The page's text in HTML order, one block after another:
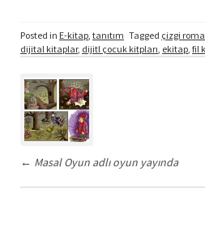
Posted in E-kitap, tanıtım Tagged çizgi
dijital kitaplar, dijitl çocuk kitpları, ekitap, fil
navigation
← Masal Oyun adlı oyun yayında